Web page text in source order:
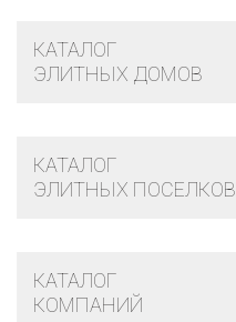
КАТАЛОГ
ЭЛИТНЫХ ДОМОВ
КАТАЛОГ
ЭЛИТНЫХ ПОСЕЛКОВ
КАТАЛОГ
КОМПАНИЙ